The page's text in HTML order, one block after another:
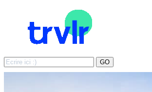
Search
for:
GO